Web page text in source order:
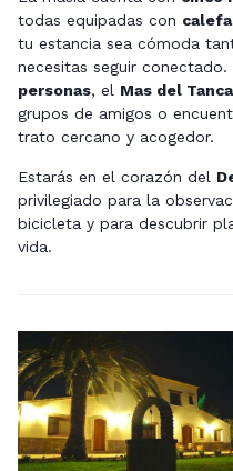
todas equipadas con
tu estancia sea cómoda
necesitas seguir
personas, el Mas del
grupos de amigos o
trato cercano y acogedor.
Estarás en el corazón del
privilegiado para la
bicicleta y para descubrir
vida.